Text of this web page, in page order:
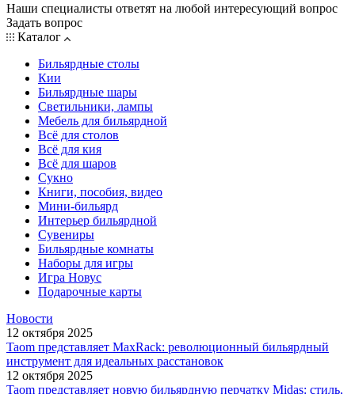
Наши специалисты ответят на любой интересующий вопрос
Задать вопрос
Каталог
Бильярдные столы
Кии
Бильярдные шары
Светильники, лампы
Мебель для бильярдной
Всё для столов
Всё для кия
Всё для шаров
Сукно
Книги, пособия, видео
Мини-бильярд
Интерьер бильярдной
Сувениры
Бильярдные комнаты
Наборы для игры
Игра Новус
Подарочные карты
Новости
12 октября 2025
Taom представляет MaxRack: революционный бильярдный
инструмент для идеальных расстановок
12 октября 2025
Taom представляет новую бильярдную перчатку Midas: стиль,